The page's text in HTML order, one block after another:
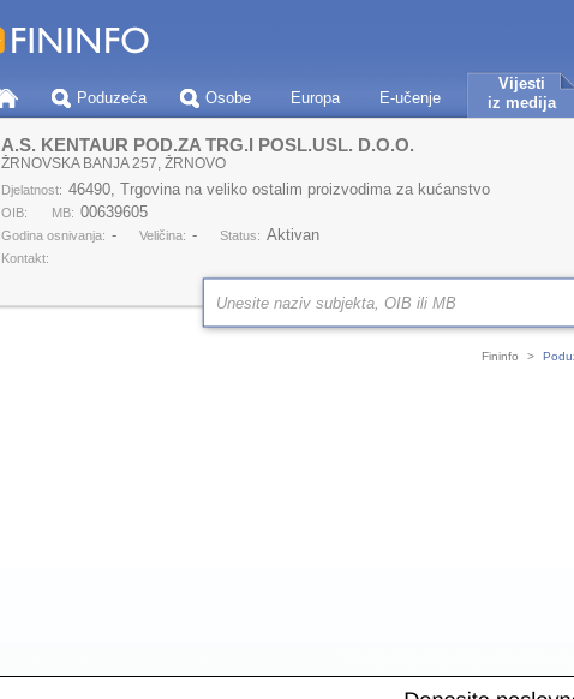
Poduzeća Osobe Europa E-učenje
Vijesti
iz medija
A.S. KENTAUR POD.ZA TRG.I POSL.USL. D.O.O.
ŽRNOVSKA BANJA 257, ŽRNOVO
Djelatnost: 46490, Trgovina na veliko ostalim proizvodima za kućanstvo
OIB: MB: 00639605
Godina osnivanja: - Veličina: - Status: Aktivan
Kontakt:
Fininfo >